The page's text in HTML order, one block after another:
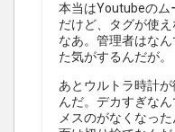
本当はYoutubeのム
だけど、タグが使
なあ。管理者はな
た気がするんだが。
あとウルトラ時計
んだ。デカすぎな
メスのがなくなっ